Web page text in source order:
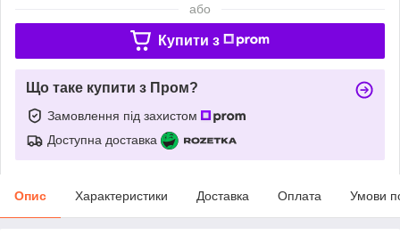
або
Купити з
Що таке купити з Пром?
Замовлення під захистом
Доступна доставка
Опис Характеристики Доставка Оплата Умови